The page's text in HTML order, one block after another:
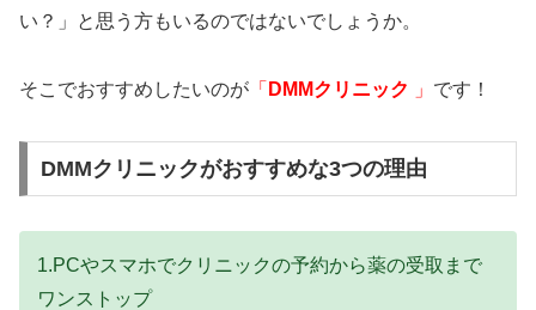
い？」と思う方もいるのではないでしょうか。
そこでおすすめしたいのが 「 DMMクリニック 」 です！
DMMクリニックがおすすめな3つの理由
1.PCやスマホでクリニックの予約から薬の受取まで
ワンストップ